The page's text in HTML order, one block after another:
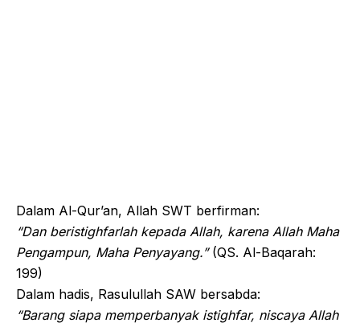
Dalam Al-Qur’an, Allah SWT berfirman:
“Dan beristighfarlah kepada Allah, karena Allah Maha
Pengampun, Maha Penyayang.”(QS. Al-Baqarah:
199)
Dalam hadis, Rasulullah SAW bersabda:
“Barang siapa memperbanyak istighfar, niscaya Allah